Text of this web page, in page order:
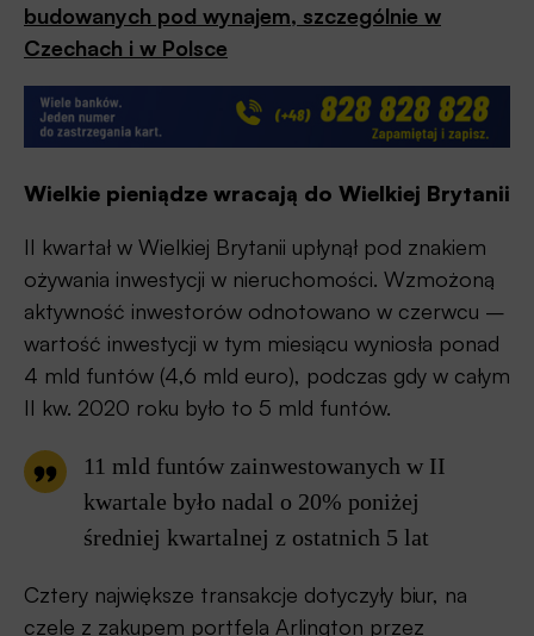
budowanych pod wynajem, szczególnie w
Czechach i w Polsce
Wielkie pieniądze wracają do Wielkiej Brytanii
II kwartał w Wielkiej Brytanii upłynął pod znakiem
ożywania inwestycji w nieruchomości. Wzmożoną
aktywność inwestorów odnotowano w czerwcu –
wartość inwestycji w tym miesiącu wyniosła ponad
4 mld funtów (4,6 mld euro), podczas gdy w całym
II kw. 2020 roku było to 5 mld funtów.
11 mld funtów zainwestowanych w II
kwartale było nadal o 20% poniżej
średniej kwartalnej z ostatnich 5 lat
Cztery największe transakcje dotyczyły biur, na
czele z zakupem portfela Arlington przez